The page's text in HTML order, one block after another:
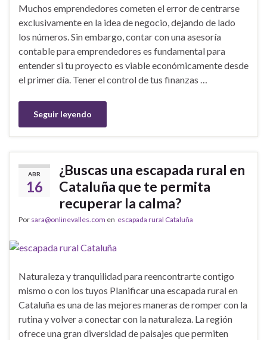
Muchos emprendedores cometen el error de centrarse
exclusivamente en la idea de negocio, dejando de lado
los números. Sin embargo, contar con una asesoría
contable para emprendedores es fundamental para
entender si tu proyecto es viable económicamente desde
el primer día. Tener el control de tus finanzas …
Seguir leyendo
ABR
16
¿Buscas una escapada rural en
Cataluña que te permita
recuperar la calma?
Por sara@onlinevalles.com en escapada rural Cataluña
Naturaleza y tranquilidad para reencontrarte contigo
mismo o con los tuyos Planificar una escapada rural en
Cataluña es una de las mejores maneras de romper con la
rutina y volver a conectar con la naturaleza. La región
ofrece una gran diversidad de paisajes que permiten